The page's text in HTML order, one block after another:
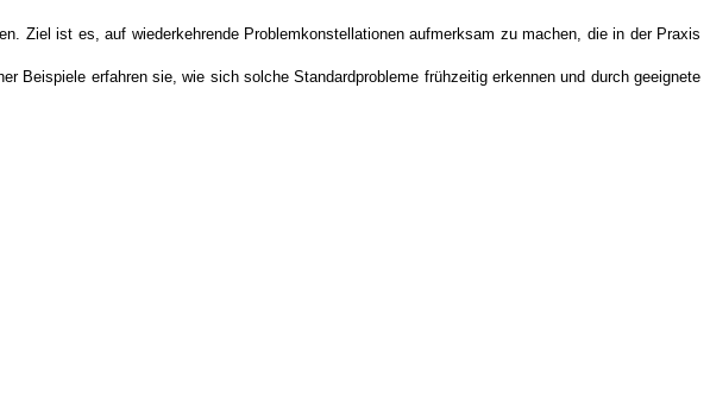
Ziel ist es, auf wiederkehrende Problemkonstellationen aufmerksam zu machen, die in der Praxis
Beispiele erfahren sie, wie sich solche Standardprobleme frühzeitig erkennen und durch geeignete